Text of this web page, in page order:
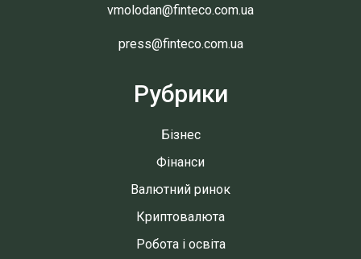
vmolodan@finteco.com.ua
press@finteco.com.ua
Рубрики
Бізнес
Фінанси
Валютний ринок
Криптовалюта
Робота і освіта